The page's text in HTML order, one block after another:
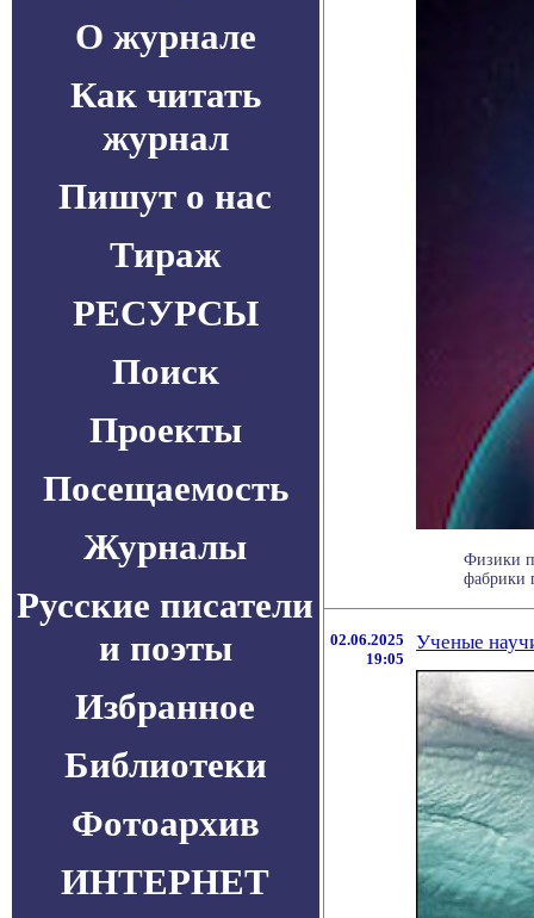
О журнале
Как читать
журнал
Пишут о нас
Тираж
РЕСУРСЫ
Поиск
Проекты
Посещаемость
Журналы
Русские писатели
и поэты
Избранное
Библиотеки
Фотоархив
ИНТЕРНЕТ
Физики
фабрики
02.06.2025
19:05
Ученые